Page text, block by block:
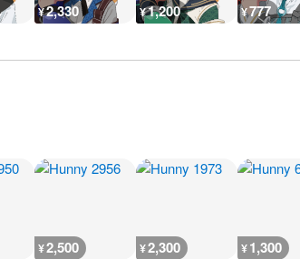
¥2,330 ¥1,200 ¥777
¥2,500 ¥2,300 ¥1,300